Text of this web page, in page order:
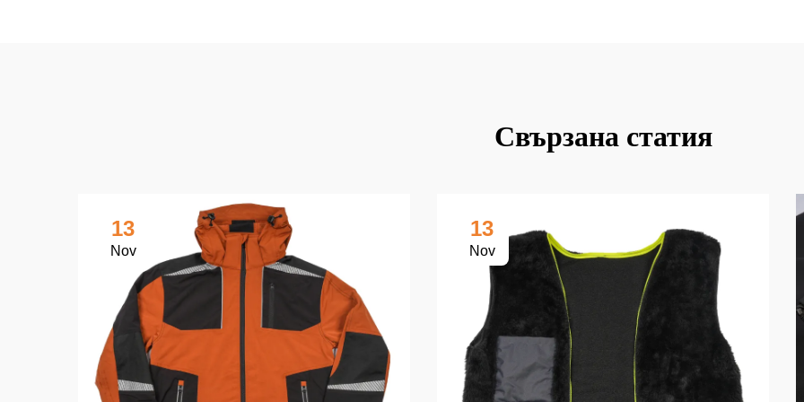
Свързана статия
13
Nov
13
Nov